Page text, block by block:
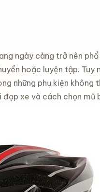
ngày càng trở nên
hoặc luyện tập.
những phụ kiện
đạp xe và cách chọn mũ